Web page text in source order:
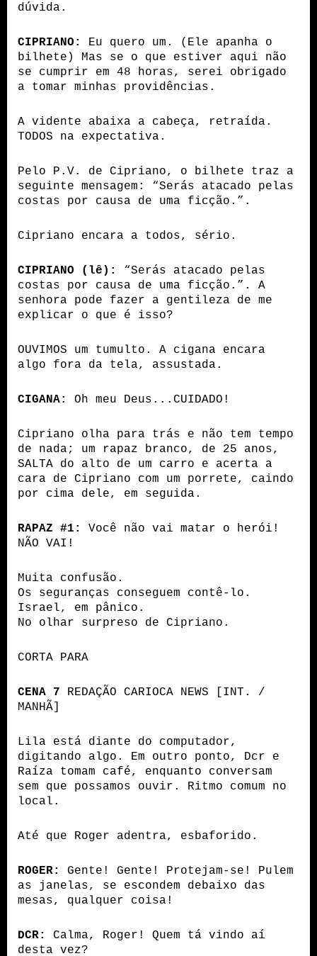
dúvida.
CIPRIANO:
Eu quero um. (Ele apanha o
bilhete) Mas se o que estiver aqui não
se cumprir em 48 horas, serei obrigado
a tomar minhas providências.
A vidente abaixa a cabeça, retraída.
TODOS na expectativa.
Pelo P.V. de Cipriano, o bilhete traz a
seguinte mensagem: “Serás atacado pelas
costas por causa de uma ficção.”.
Cipriano encara a todos, sério.
CIPRIANO (lê):
“Serás atacado pelas
costas por causa de uma ficção.”. A
senhora pode fazer a gentileza de me
explicar o que é isso?
OUVIMOS um tumulto. A cigana encara
algo fora da tela, assustada.
CIGANA: Oh meu Deus...CUIDADO!
Cipriano olha para trás e não tem tempo
de nada; um rapaz branco, de 25 anos,
SALTA do alto de um carro e acerta a
cara de Cipriano com um porrete, caindo
por cima dele, em seguida.
RAPAZ #1:
Você não vai matar o herói!
NÃO VAI!
Muita confusão.
Os seguranças conseguem contê-lo.
Israel, em pânico.
No olhar surpreso de Cipriano.
CORTA PARA
CENA 7 REDAÇÃO CARIOCA NEWS [INT. /
MANHÃ]
Lila está diante do computador,
digitando algo. Em outro ponto, Dcr e
Raíza tomam café, enquanto conversam
sem que possamos ouvir. Ritmo comum no
local.
Até que Roger adentra, esbaforido.
ROGER:
Gente! Gente! Protejam-se! Pulem
as janelas, se escondem debaixo das
mesas, qualquer coisa!
DCR:
Calma, Roger! Quem tá vindo aí
desta vez?